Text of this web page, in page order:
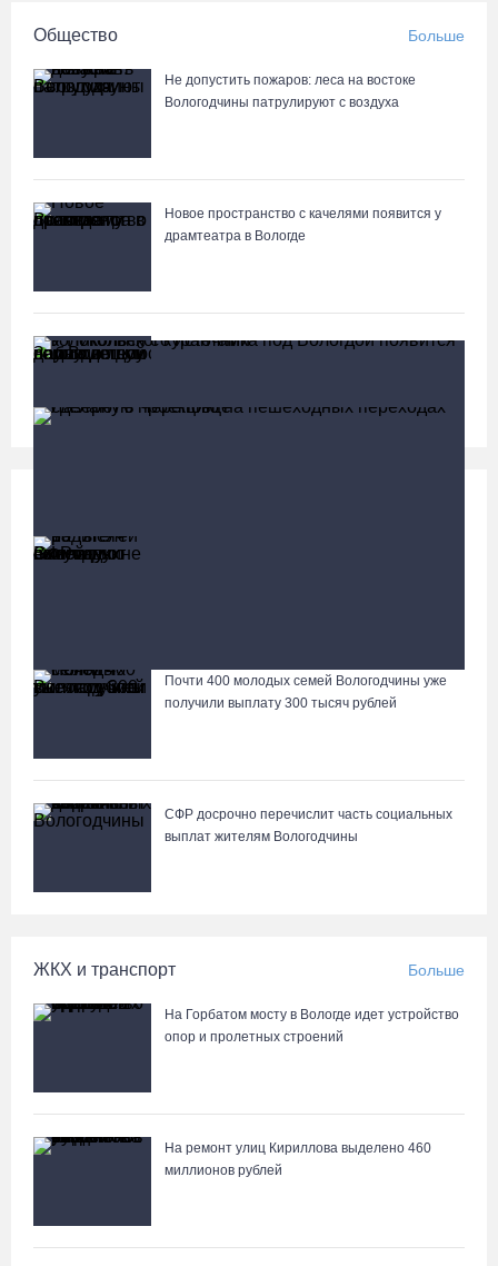
Лазерную проекцию на пешеходных переходах сделают в
Общество Больше
Не допустить пожаров: леса на востоке
Вологодчины патрулируют с воздуха
Новое пространство с качелями появится у
драмтеатра в Вологде
Заблудившуюся семью с двумя детьми нашли в
Почти 400 молодых семей Вологодчины уже
получили выплату 300 тысяч рублей
СФР досрочно перечислит часть социальных
выплат жителям Вологодчины
ЖКХ и транспорт Больше
На Горбатом мосту в Вологде идет устройство
опор и пролетных строений
На ремонт улиц Кириллова выделено 460
миллионов рублей